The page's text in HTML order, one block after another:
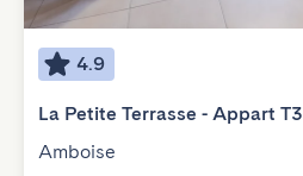
4.9
La Petite Terrasse - Appart
Amboise